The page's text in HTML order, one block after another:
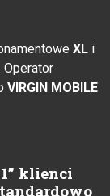
XL i
Operator
VIRGIN MOBILE
klienci